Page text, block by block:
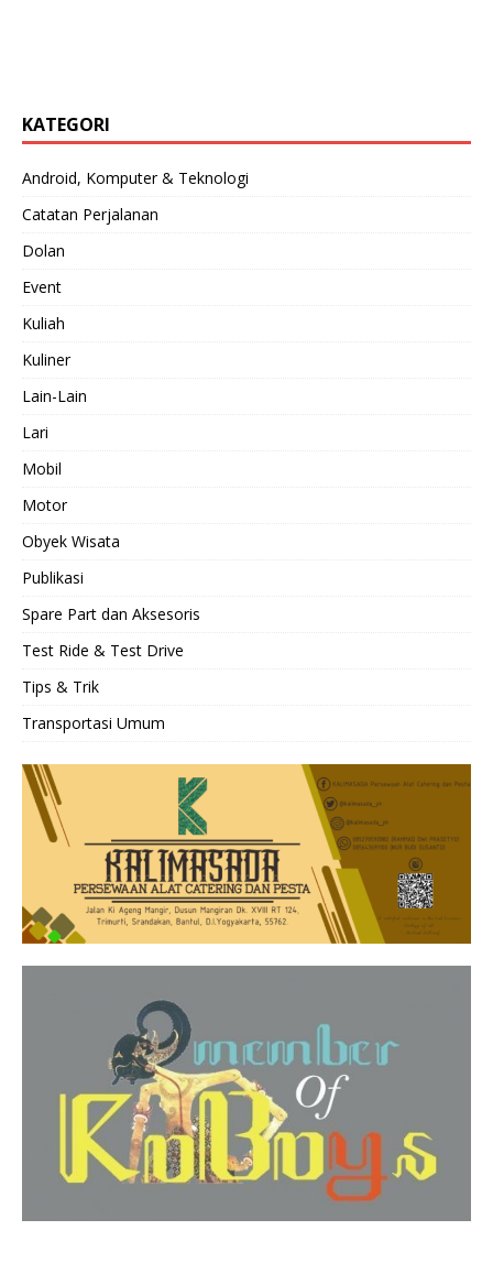
KATEGORI
Android, Komputer & Teknologi
Catatan Perjalanan
Dolan
Event
Kuliah
Kuliner
Lain-Lain
Lari
Mobil
Motor
Obyek Wisata
Publikasi
Spare Part dan Aksesoris
Test Ride & Test Drive
Tips & Trik
Transportasi Umum